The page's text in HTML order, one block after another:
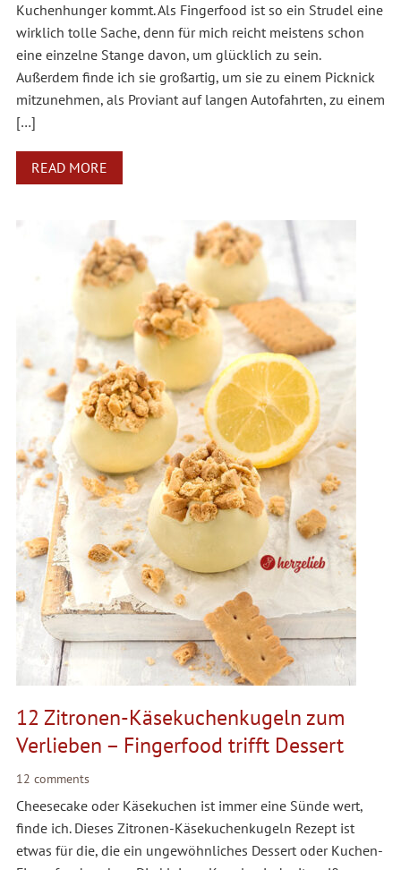
Kuchenhunger kommt. Als Fingerfood ist so ein Strudel eine
wirklich tolle Sache, denn für mich reicht meistens schon
eine einzelne Stange davon, um glücklich zu sein.
Außerdem finde ich sie großartig, um sie zu einem Picknick
mitzunehmen, als Proviant auf langen Autofahrten, zu einem
[…]
READ MORE
12 Zitronen-Käsekuchenkugeln zum
Verlieben – Fingerfood trifft Dessert
12 comments
Cheesecake oder Käsekuchen ist immer eine Sünde wert,
finde ich. Dieses Zitronen-Käsekuchenkugeln Rezept ist
etwas für die, die ein ungewöhnliches Dessert oder Kuchen-